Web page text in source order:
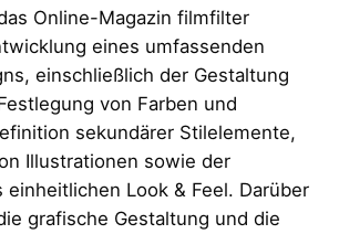
Online-Magazin filmfilter
eines umfassenden
einschließlich der Gestaltung
von Farben und
sekundärer Stilelemente,
Illustrationen sowie der
einheitlichen Look & Feel. Darüber
grafische Gestaltung und die